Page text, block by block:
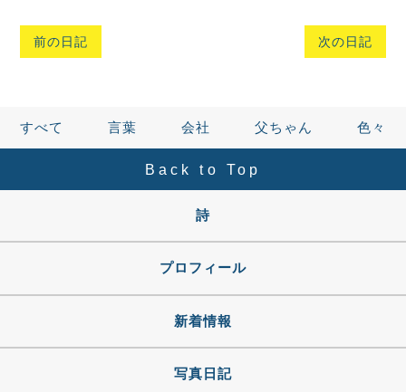
前の日記 次の日記
すべて 言葉 会社 父ちゃん 色々
Back to Top
詩
プロフィール
新着情報
写真日記